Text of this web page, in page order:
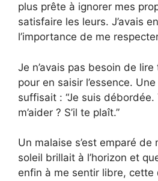
plus prête à ignorer mes
satisfaire les leurs. J’avais
l’importance de me
Je n’avais pas besoin de
pour en saisir l’essence.
suffisait : “Je suis débordée.
m’aider ? S’il te plaît.”
Un malaise s’est emparé de
soleil brillait à l’horizon et
enfin à me sentir libre, cette